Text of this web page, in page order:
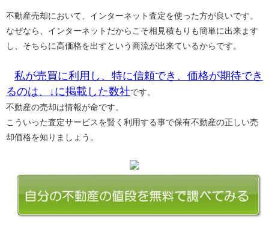
不動産売却において、インターネット査定を使った方が良いです。
なぜなら、インターネットだからこそ相見積もりも簡単に出来ます
し、そちらに高価格を出すという商流が出来ているからです。
私が売買に利用し、特に信頼でき、価格が期待でき
るのは、↓に掲載した数社です。
不動産の売却は情報が命です。
こういった査定サービスを賢く利用する事で保有不動産の正しい売
却価格を知りましょう。